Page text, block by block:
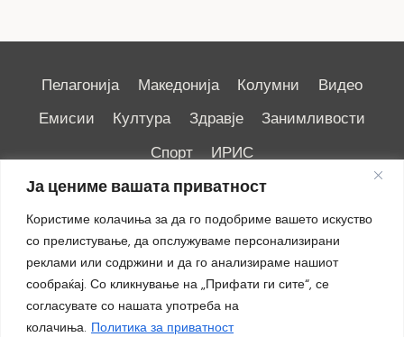
Ја цениме вашата приватност
Користиме колачиња за да го подобриме вашето искуство
со прелистување, да опслужуваме персонализирани
реклами или содржини и да го анализираме нашиот
сообраќај. Со кликнување на „Прифати ги сите“, се
согласувате со нашата употреба на
колачиња. Политика за приватност
Пелагонија Македонија Колумни
Видео
Емисии
Култура Здравје
Занимливости
Спорт
ИРИС
Импресум|Маркетинг